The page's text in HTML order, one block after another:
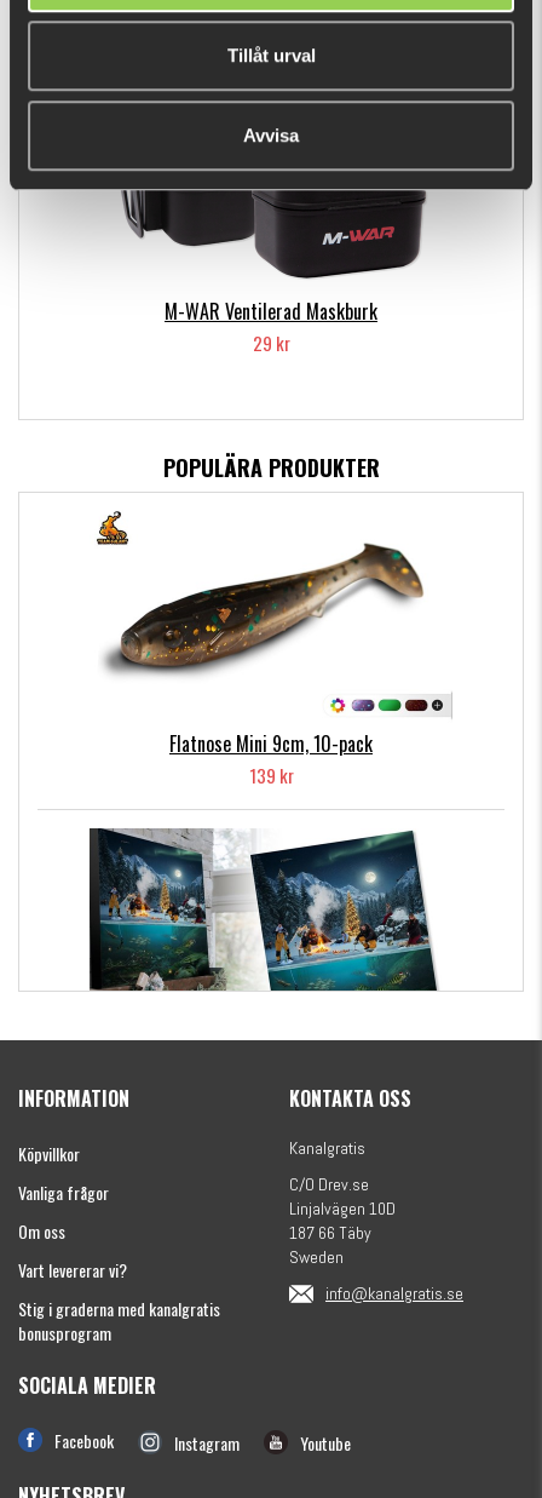
Tillåt urval
Avvisa
DU TITTADE NYLIGEN PÅ
M-WAR Ventilerad Maskburk
29 kr
POPULÄRA PRODUKTER
Flatnose Mini 9cm, 10-pack
139 kr
(julkalender)
89 kr
INFORMATION
Köpvillkor
Vanliga frågor
Om oss
Vart levererar vi?
Stig i graderna med kanalgratis
bonusprogram
KONTAKTA OSS
Kanalgratis
C/O Drev.se
Linjalvägen 10D
187 66 Täby
Sweden
info@kanalgratis.se
SOCIALA MEDIER
Facebook Instagram Youtube